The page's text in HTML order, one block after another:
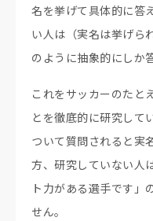
名を挙げて具体的に答
い人は（実名は挙げら
のように抽象的にしか
これをサッカーのたと
とを徹底的に研究して
ついて質問されると実
方、研究していない人
ト力がある選手です」
せん。